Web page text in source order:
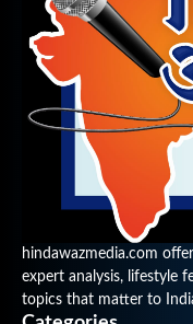
hindawazmedia.com
expert analysis, lifestyle
topics that matter to